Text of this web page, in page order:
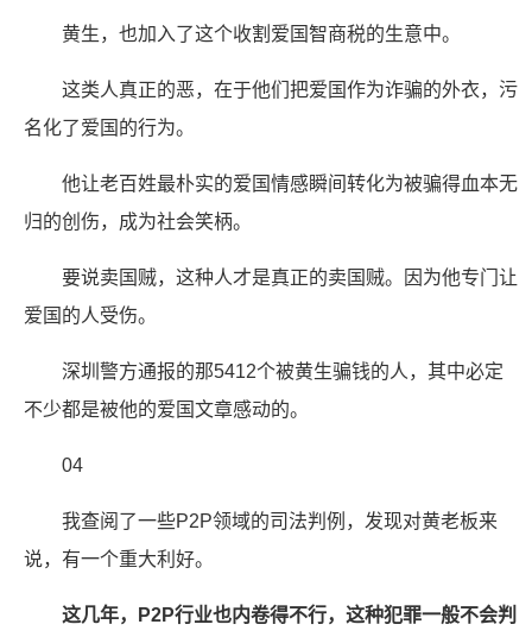
黄生，也加入了这个收割爱国智商税的生意中。
这类人真正的恶，在于他们把爱国作为诈骗的外衣，污
名化了爱国的行为。
他让老百姓最朴实的爱国情感瞬间转化为被骗得血本无
归的创伤，成为社会笑柄。
要说卖国贼，这种人才是真正的卖国贼。因为他专门让
爱国的人受伤。
深圳警方通报的那5412个被黄生骗钱的人，其中必定
不少都是被他的爱国文章感动的。
04
我查阅了一些P2P领域的司法判例，发现对黄老板来
说，有一个重大利好。
这几年，P2P行业也内卷得不行，这种犯罪一般不会判